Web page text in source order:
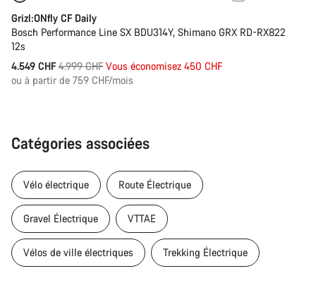
Grizl:ONfly CF Daily
Bosch Performance Line SX BDU314Y, Shimano GRX RD-RX822
12s
4.549 CHF Prix
4.999 CHF Vous économisez 450 CHF
ou à partir de 759 CHF/mois
Catégories associées
Vélo électrique Route Électrique
Gravel Électrique VTTAE
Vélos de ville électriques Trekking Électrique